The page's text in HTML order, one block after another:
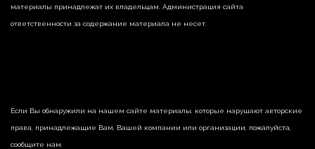
материалы принадлежат их владельцам. Администрация сайта
ответственности за содержание материала не несет.
Если Вы обнаружили на нашем сайте материалы, которые нарушают авторские
права, принадлежащие Вам, Вашей компании или организации, пожалуйста,
сообщите нам.